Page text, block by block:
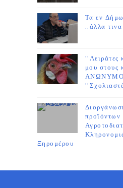
Τα εν
..άλλα τινα
''Λειράτες
μου στους
προϊόντων
Ξηρομέρου